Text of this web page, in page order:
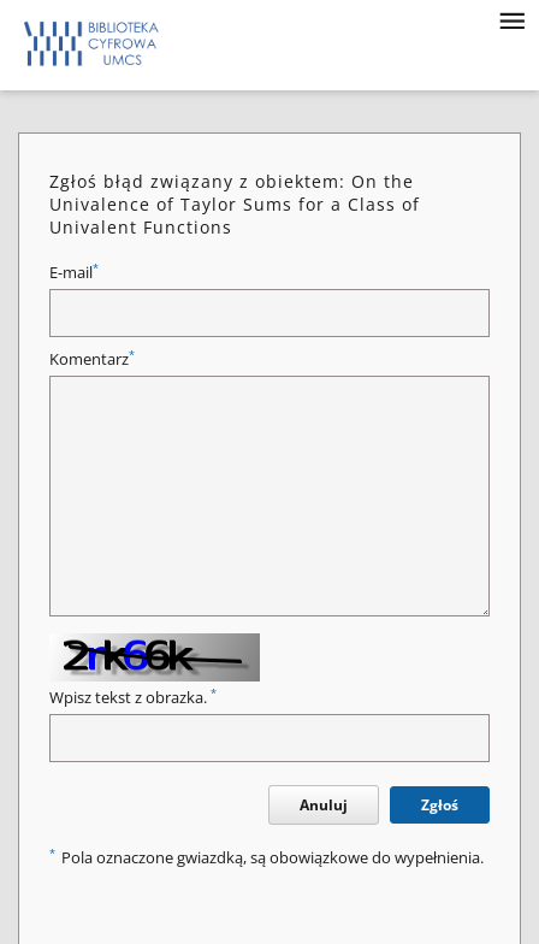
Zgłoś błąd związany z obiektem: On the
Univalence of Taylor Sums for a Class of
Univalent Functions
E-mail*
Komentarz*
Wpisz tekst z obrazka. *
Anuluj Zgłoś
* Pola oznaczone gwiazdką, są obowiązkowe do wypełnienia.